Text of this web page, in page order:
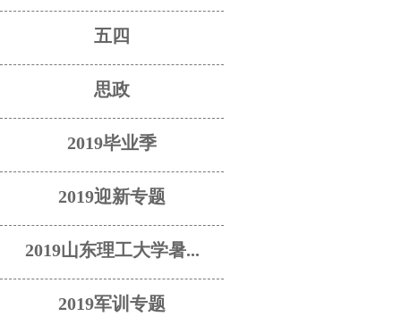
五四
思政
2019毕业季
2019迎新专题
2019山东理工大学暑...
2019军训专题